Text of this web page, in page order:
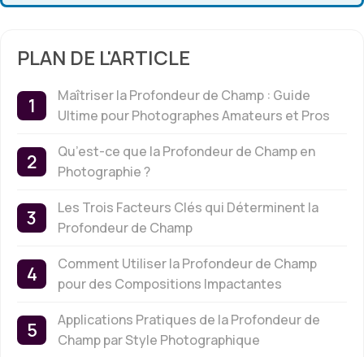
PLAN DE L'ARTICLE
Maîtriser la Profondeur de Champ : Guide
Ultime pour Photographes Amateurs et Pros
Qu’est-ce que la Profondeur de Champ en
Photographie ?
Les Trois Facteurs Clés qui Déterminent la
Profondeur de Champ
Comment Utiliser la Profondeur de Champ
pour des Compositions Impactantes
Applications Pratiques de la Profondeur de
Champ par Style Photographique